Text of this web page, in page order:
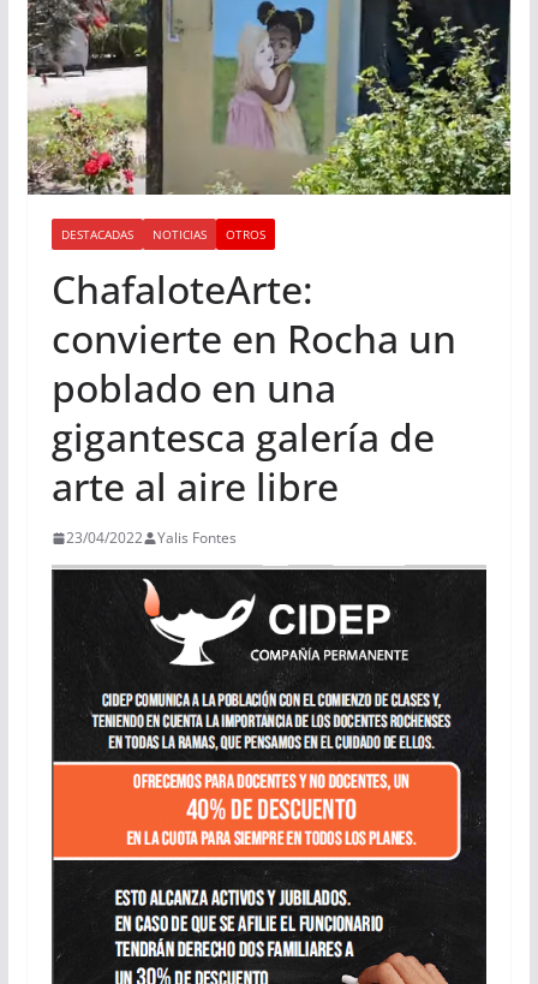
DESTACADAS NOTICIAS OTROS
ChafaloteArte:
convierte en Rocha un
poblado en una
gigantesca galería de
arte al aire libre
23/04/2022 Yalis Fontes